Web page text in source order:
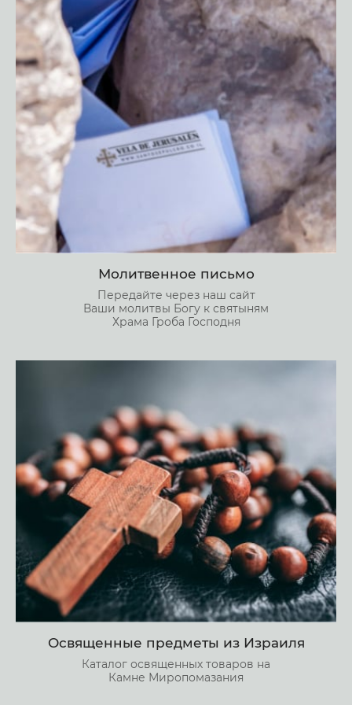
Молитвенное письмо
Передайте через наш сайт
Ваши молитвы Богу к святыням
Храма Гроба Господня
Освященные предметы из Израиля
Каталог освященных товаров на
Камне Миропомазания